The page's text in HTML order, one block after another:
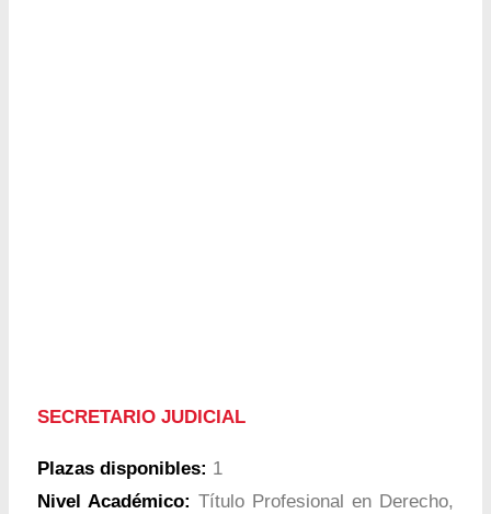
SECRETARIO JUDICIAL
Plazas disponibles: 1
Nivel Académico: Título Profesional en Derecho,